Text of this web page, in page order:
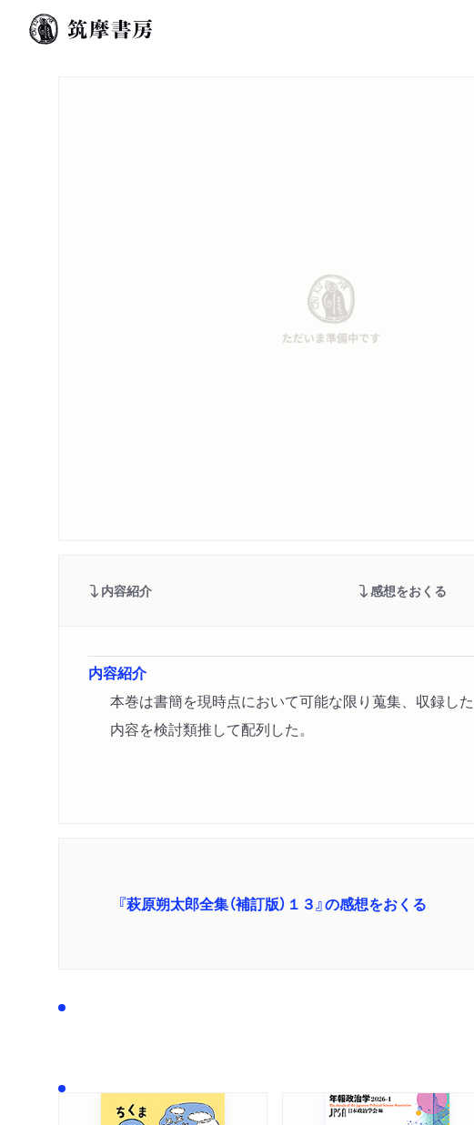
内容紹介 感想をおくる
内容紹介
本巻は書簡を現時点において可能な限り蒐集、収録し
内容を検討類推して配列した。
『萩原朔太郎全集（補訂版）１３』の感想をおくる